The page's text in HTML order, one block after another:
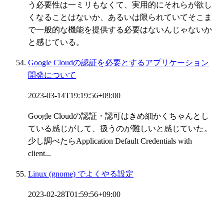
う必要性は一ミリもなくて、実用的にそれらが欲し
くなることはないか、あるいは限られていてそこま
で一般的な機能を提供する必要はないんじゃないか
と感じている。
Google Cloudの認証を必要とするアプリケーション
開発について
2023-03-14T19:19:56+09:00
Google Cloudの認証・認可はきめ細かくちゃんとし
ている感じがして、扱うのが難しいと感じていた。
少し調べたらApplication Default Credentials with
client...
Linux (gnome) でよくやる設定
2023-02-28T01:59:56+09:00